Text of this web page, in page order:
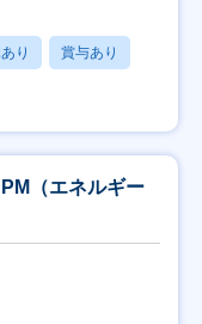
り 賞与あり
（エネルギー